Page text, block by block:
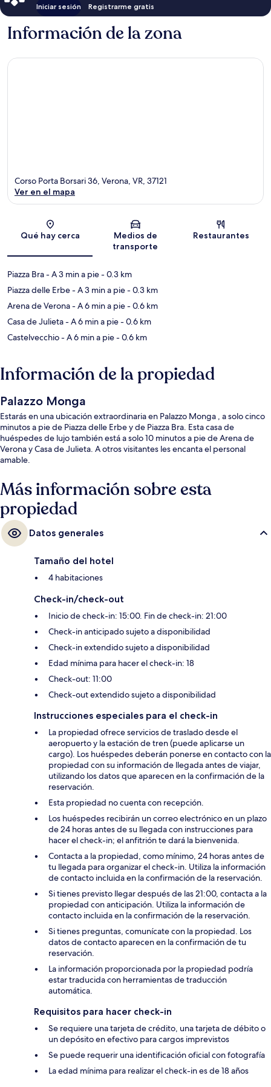
Iniciar sesión Registrarme gratis
Información de la zona
Sección del mapa
Corso Porta Borsari 36, Verona, VR, 37121
Ver en el mapa
Qué hay cerca
Medios de
transporte
Restaurantes
Piazza Bra- A 3 min a pie- 0.3 km
Piazza delle Erbe- A 3 min a pie- 0.3 km
Arena de Verona- A 6 min a pie- 0.6 km
Casa de Julieta- A 6 min a pie- 0.6 km
Castelvecchio- A 6 min a pie- 0.6 km
Información de la propiedad
Palazzo Monga
Estarás en una ubicación extraordinaria en Palazzo Monga , a solo cinco
minutos a pie de Piazza delle Erbe y de Piazza Bra. Esta casa de
huéspedes de lujo también está a solo 10 minutos a pie de Arena de
Verona y Casa de Julieta. A otros visitantes les encanta el personal
amable.
Más información sobre esta
propiedad
Datos generales
Tamaño del hotel
4 habitaciones
Check-in/check-out
Inicio de check-in: 15:00. Fin de check-in: 21:00
Check-in anticipado sujeto a disponibilidad
Check-in extendido sujeto a disponibilidad
Edad mínima para hacer el check-in: 18
Check-out: 11:00
Check-out extendido sujeto a disponibilidad
Instrucciones especiales para el check-in
La propiedad ofrece servicios de traslado desde el
aeropuerto y la estación de tren (puede aplicarse un
cargo). Los huéspedes deberán ponerse en contacto con la
propiedad con su información de llegada antes de viajar,
utilizando los datos que aparecen en la confirmación de la
reservación.
Esta propiedad no cuenta con recepción.
Los huéspedes recibirán un correo electrónico en un plazo
de 24 horas antes de su llegada con instrucciones para
hacer el check-in; el anfitrión te dará la bienvenida.
Contacta a la propiedad, como mínimo, 24 horas antes de
tu llegada para organizar el check-in. Utiliza la información
de contacto incluida en la confirmación de la reservación.
Si tienes previsto llegar después de las 21:00, contacta a la
propiedad con anticipación. Utiliza la información de
contacto incluida en la confirmación de la reservación.
Si tienes preguntas, comunícate con la propiedad. Los
datos de contacto aparecen en la confirmación de tu
reservación.
La información proporcionada por la propiedad podría
estar traducida con herramientas de traducción
automática.
Requisitos para hacer check-in
Se requiere una tarjeta de crédito, una tarjeta de débito o
un depósito en efectivo para cargos imprevistos
Se puede requerir una identificación oficial con fotografía
La edad mínima para realizar el check-in es de 18 años